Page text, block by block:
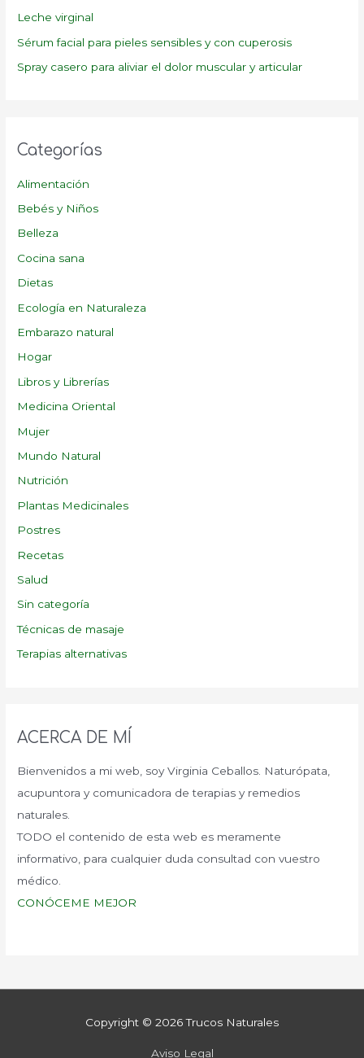
Leche virginal
Sérum facial para pieles sensibles y con cuperosis
Spray casero para aliviar el dolor muscular y articular
Categorías
Alimentación
Bebés y Niños
Belleza
Cocina sana
Dietas
Ecología en Naturaleza
Embarazo natural
Hogar
Libros y Librerías
Medicina Oriental
Mujer
Mundo Natural
Nutrición
Plantas Medicinales
Postres
Recetas
Salud
Sin categoría
Técnicas de masaje
Terapias alternativas
ACERCA DE MÍ
Bienvenidos a mi web, soy Virginia Ceballos. Naturópata,
acupuntora y comunicadora de terapias y remedios
naturales.
TODO el contenido de esta web es meramente
informativo, para cualquier duda consultad con vuestro
médico.
CONÓCEME MEJOR
Copyright © 2026Trucos Naturales
Aviso Legal